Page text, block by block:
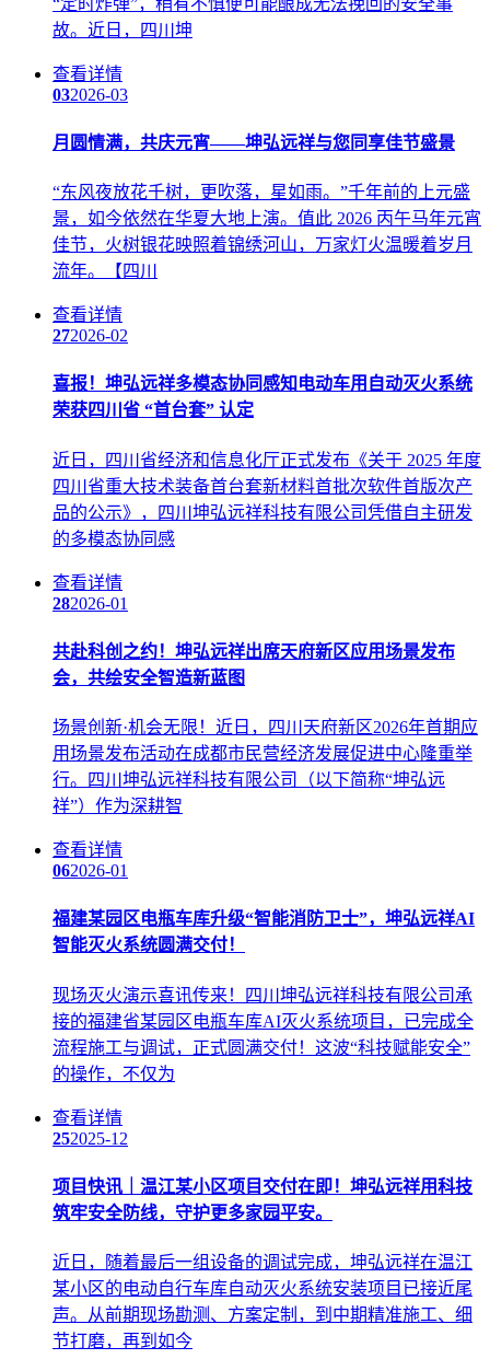
故。近日，四川坤
查看详情
032026-03
月圆情满，共庆元宵——坤弘远祥与您同享佳节盛景
“东风夜放花千树，更吹落，星如雨。”千年前的上元盛
景，如今依然在华夏大地上演。值此 2026 丙午马年元宵
佳节，火树银花映照着锦绣河山，万家灯火温暖着岁月
流年。【四川
查看详情
272026-02
喜报！坤弘远祥多模态协同感知电动车用自动灭火系统
荣获四川省 “首台套” 认定
近日，四川省经济和信息化厅正式发布《关于 2025 年度
四川省重大技术装备首台套新材料首批次软件首版次产
品的公示》，四川坤弘远祥科技有限公司凭借自主研发
的多模态协同感
查看详情
282026-01
共赴科创之约！坤弘远祥出席天府新区应用场景发布
会，共绘安全智造新蓝图
场景创新·机会无限！近日，四川天府新区2026年首期应
用场景发布活动在成都市民营经济发展促进中心隆重举
行。四川坤弘远祥科技有限公司（以下简称“坤弘远
祥”）作为深耕智
查看详情
062026-01
福建某园区电瓶车库升级“智能消防卫士”，坤弘远祥AI
智能灭火系统圆满交付！
现场灭火演示喜讯传来！四川坤弘远祥科技有限公司承
接的福建省某园区电瓶车库AI灭火系统项目，已完成全
流程施工与调试，正式圆满交付！这波“科技赋能安全”
的操作，不仅为
查看详情
252025-12
项目快讯｜温江某小区项目交付在即！坤弘远祥用科技
筑牢安全防线，守护更多家园平安。
近日，随着最后一组设备的调试完成，坤弘远祥在温江
某小区的电动自行车库自动灭火系统安装项目已接近尾
声。从前期现场勘测、方案定制，到中期精准施工、细
节打磨，再到如今